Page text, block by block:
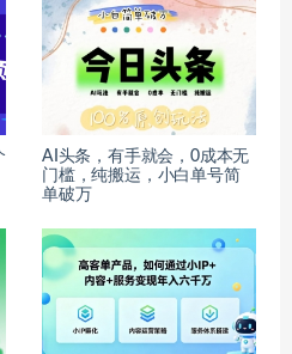
AI头条，有手就会，0成本无
门槛，纯搬运，小白单号简
单破万